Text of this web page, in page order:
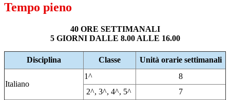
Tempo pieno
40 ORE SETTIMANALI
5 GIORNI DALLE 8.00 ALLE 16.00
Disciplina Classe Unità orarie settimanali
Italiano
1^
8
2^, 3^, 4^, 5^
7